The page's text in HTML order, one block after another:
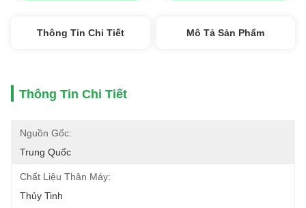
Thông Tin Chi Tiết Mô Tả Sản Phẩm
Thông Tin Chi Tiết
Nguồn Gốc:
Trung Quốc
Chất Liệu Thân Máy:
Thủy Tinh